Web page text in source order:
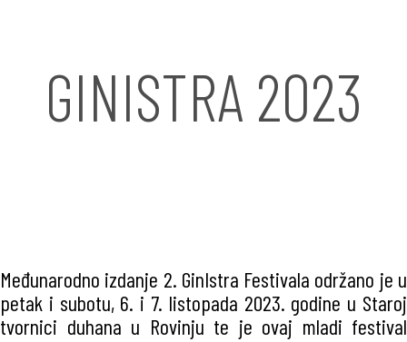
GINISTRA 2023
Međunarodno izdanje 2. GinIstra Festivala održano je u
petak i subotu, 6. i 7. listopada 2023. godine u Staroj
tvornici duhana u Rovinju te je ovaj mladi festival